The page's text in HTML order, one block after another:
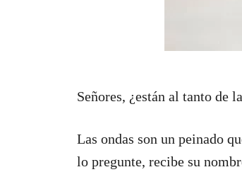
Señores, ¿están al tanto de
Las ondas son un peinado
lo pregunte, recibe su